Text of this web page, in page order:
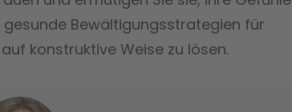
gesunde Bewältigungsstrategien für
konstruktive Weise zu lösen.